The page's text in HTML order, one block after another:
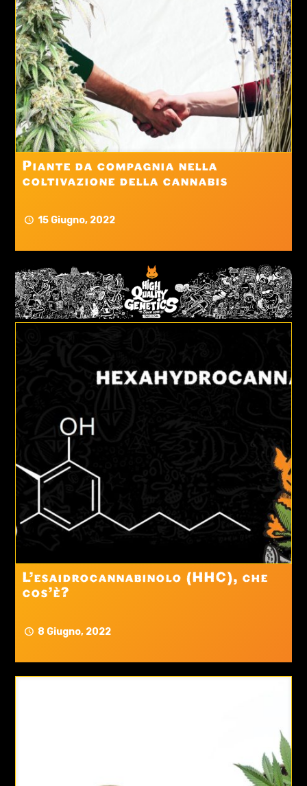
15 Giugno, 2022
Piante da compagnia nella
coltivazione della cannabis
8 Giugno, 2022
L’esaidrocannabinolo (HHC), che
cos’è?